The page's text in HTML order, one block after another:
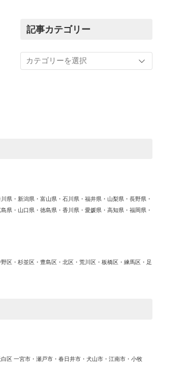
買
績
記事カテゴリー
事
カ
県・新潟県・富山県・石川県・福井県・山梨県・長野県・
県・山口県・徳島県・香川県・愛媛県・高知県・福岡県・
区・杉並区・豊島区・北区・荒川区・板橋区・練馬区・足
区 一宮市・瀬戸市・春日井市・犬山市・江南市・小牧